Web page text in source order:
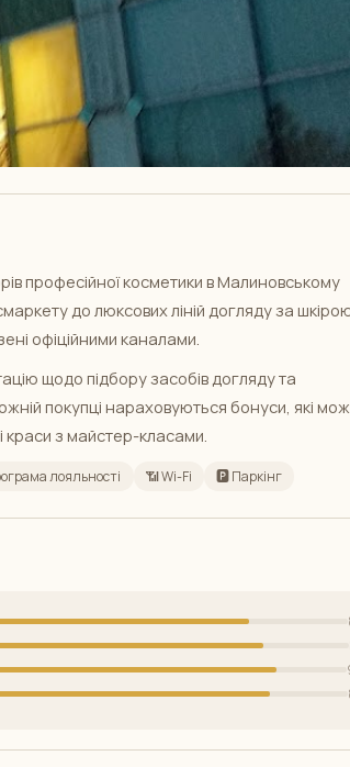
професійної косметики в Малиновському
до люксових ліній догляду за
офіційними каналами.
щодо підбору засобів догляду та
покупці нараховуються бонуси, які
краси з майстер-класами.
лояльності 📶 Wi-Fi 🅿️ Паркінг